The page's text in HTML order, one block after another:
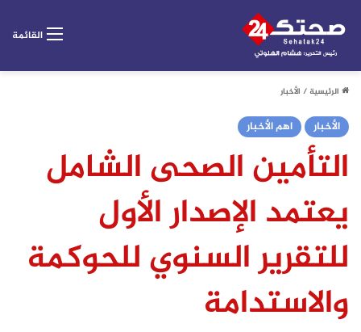
القائمة
الرئيسية/ الأخبار
الأخبار اهم الأخبار
التأمين الصحى الشامل
يعتمد الإصدار الأول
للتقرير السنوي للحوكمة
والاستدامة